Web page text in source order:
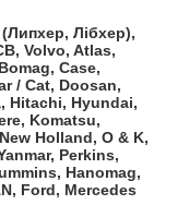
Лібхер),
Volvo, Atlas,
Case,
/ Cat, Doosan,
Hitachi, Hyundai,
Komatsu,
Holland, O & K,
Perkins,
Hanomag,
Ford, Mercedes